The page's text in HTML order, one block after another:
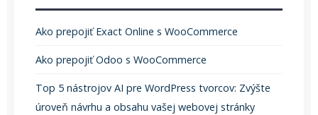
Ako prepojiť Exact Online s WooCommerce
Ako prepojiť Odoo s WooCommerce
Top 5 nástrojov AI pre WordPress tvorcov: Zvýšte
úroveň návrhu a obsahu vašej webovej stránky